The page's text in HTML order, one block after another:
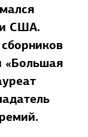
и США.
«Большая